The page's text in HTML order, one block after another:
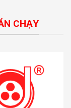
CHẠY